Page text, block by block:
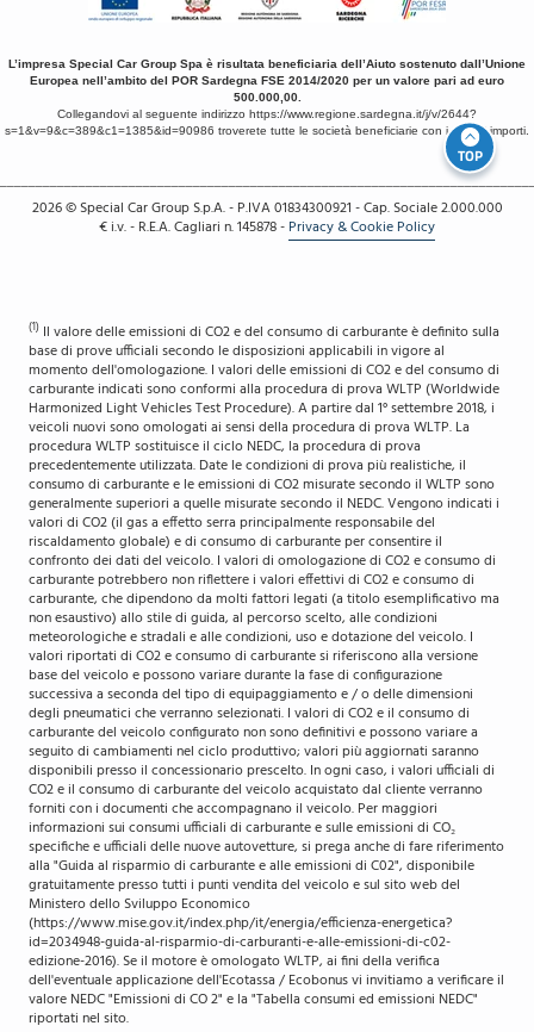
L’impresa Special Car Group Spa è risultata beneficiaria dell’Aiuto sostenuto dall’Unione
Europea nell’ambito del POR Sardegna FSE 2014/2020 per un valore pari ad euro
500.000,00.
Collegandovi al seguente indirizzo https://www.regione.sardegna.it/j/v/2644?
s=1&v=9&c=389&c1=1385&id=90986 troverete tutte le società beneficiarie con i relativi importi.
TOP
2026© Special Car Group S.p.A. - P.IVA 01834300921 - Cap. Sociale 2.000.000
€ i.v. - R.E.A. Cagliari n. 145878- Privacy & Cookie Policy
(1) Il valore delle emissioni di CO2 e del consumo di carburante è definito sulla
base di prove ufficiali secondo le disposizioni applicabili in vigore al
momento dell'omologazione. I valori delle emissioni di CO2 e del consumo di
carburante indicati sono conformi alla procedura di prova WLTP (Worldwide
Harmonized Light Vehicles Test Procedure). A partire dal 1° settembre 2018, i
veicoli nuovi sono omologati ai sensi della procedura di prova WLTP. La
procedura WLTP sostituisce il ciclo NEDC, la procedura di prova
precedentemente utilizzata. Date le condizioni di prova più realistiche, il
consumo di carburante e le emissioni di CO2 misurate secondo il WLTP sono
generalmente superiori a quelle misurate secondo il NEDC. Vengono indicati i
valori di CO2 (il gas a effetto serra principalmente responsabile del
riscaldamento globale) e di consumo di carburante per consentire il
confronto dei dati del veicolo. I valori di omologazione di CO2 e consumo di
carburante potrebbero non riflettere i valori effettivi di CO2 e consumo di
carburante, che dipendono da molti fattori legati (a titolo esemplificativo ma
non esaustivo) allo stile di guida, al percorso scelto, alle condizioni
meteorologiche e stradali e alle condizioni, uso e dotazione del veicolo. I
valori riportati di CO2 e consumo di carburante si riferiscono alla versione
base del veicolo e possono variare durante la fase di configurazione
successiva a seconda del tipo di equipaggiamento e / o delle dimensioni
degli pneumatici che verranno selezionati. I valori di CO2 e il consumo di
carburante del veicolo configurato non sono definitivi e possono variare a
seguito di cambiamenti nel ciclo produttivo; valori più aggiornati saranno
disponibili presso il concessionario prescelto. In ogni caso, i valori ufficiali di
CO2 e il consumo di carburante del veicolo acquistato dal cliente verranno
forniti con i documenti che accompagnano il veicolo. Per maggiori
informazioni sui consumi ufficiali di carburante e sulle emissioni di CO₂
specifiche e ufficiali delle nuove autovetture, si prega anche di fare riferimento
alla "Guida al risparmio di carburante e alle emissioni di C02", disponibile
gratuitamente presso tutti i punti vendita del veicolo e sul sito web del
Ministero dello Sviluppo Economico
(https://www.mise.gov.it/index.php/it/energia/efficienza-energetica?
id=2034948-guida-al-risparmio-di-carburanti-e-alle-emissioni-di-c02-
edizione-2016). Se il motore è omologato WLTP, ai fini della verifica
dell'eventuale applicazione dell'Ecotassa / Ecobonus vi invitiamo a verificare il
valore NEDC "Emissioni di CO 2" e la "Tabella consumi ed emissioni NEDC"
riportati nel sito.